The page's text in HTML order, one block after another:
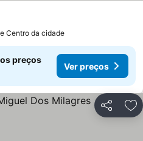
preços
Centro da cidade
preços
Ver preços
Partilhar